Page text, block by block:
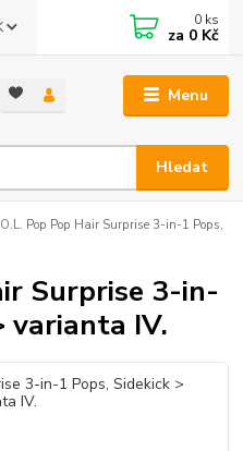
Menu
Hledat
0 ks
za 0 Kč
Pop Pop Hair Surprise 3-in-1 Pops,
Surprise 3-in-
varianta IV.